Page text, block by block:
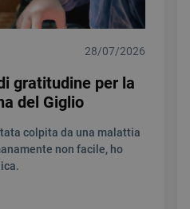
28/07/2026
gratitudine per la
del Giglio
colpita da una malattia
non facile, ho